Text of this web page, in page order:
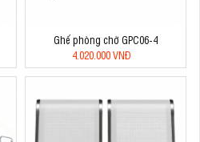
Ghế phòng chờ GPC06-4
4.020.000 VNĐ